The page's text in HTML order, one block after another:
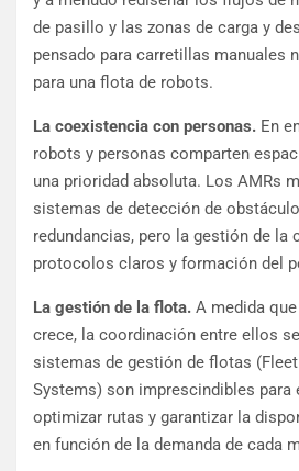
de pasillo y las zonas de carga y
pensado para carretillas manuales
para una flota de robots.
La coexistencia con personas. En
robots y personas comparten
una prioridad absoluta. Los AMRs
sistemas de detección de
redundancias, pero la gestión de la
protocolos claros y formación del
La gestión de la flota. A medida
crece, la coordinación entre ellos
sistemas de gestión de flotas
Systems) son imprescindibles para
optimizar rutas y garantizar la
en función de la demanda de cada